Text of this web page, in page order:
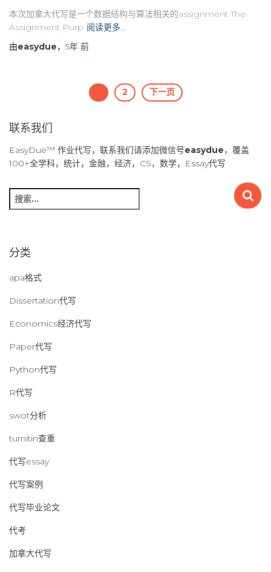
本次加拿大代写是一个数据结构与算法相关的assignment The
Assignment Purp 阅读更多…
由easydue， 5年 前
章
导
2 下一页
联系我们
EasyDue™ 作业代写，联系我们请添加微信号easydue，覆盖
100+全学科，统计，金融，经济，CS，数学，Essay代写
搜
索
分类
apa格式
Dissertation代写
Economics经济代写
Paper代写
Python代写
R代写
swot分析
turnitin查重
代写essay
代写案例
代写毕业论文
代考
加拿大代写